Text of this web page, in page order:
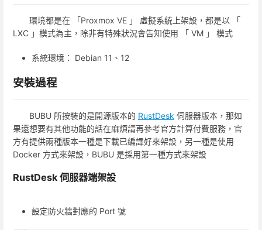
環境都是在 「Proxmox VE 」 虛擬系統上架設，都是以 「
LXC 」模式為主，除非有特殊狀況會告知使用 「 VM 」 模式
系統環境： Debian 11、12
安裝過程
BUBU 所按裝的是開源版本的 RustDesk 伺服器版本，那如
果還想要有其他功能的話在麻煩請再參考官方計算付費服務，官
方有提供兩種版本一種是下載已編譯好來架設，另一種是使用
Docker 方式來架設，BUBU 是採用第一種方式來架設
RustDesk 伺服器端架設
設定防火牆對應的 Port 號